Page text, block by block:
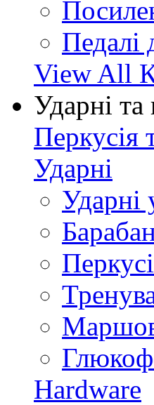
Педалі
View All
Ударні та
Перкусія
Ударні
Ударні
Hardware